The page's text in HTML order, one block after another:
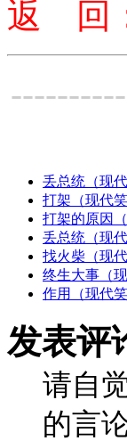
返 回
丢总统（现
打架（现代笑
打架的原因
丢总统（现
找火柴（现
终生大事（
作用（现代笑
发表评
请自
的言论